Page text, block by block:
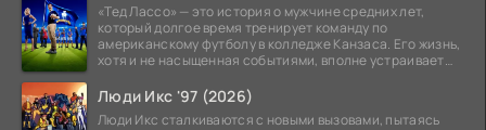
«Тед Лассо» — это история о мужчине средних лет,
который долгое время тренирует команду по
американскому футболу в колледже Канзаса. Его жизнь,
хотя и не насыщенная событиями, вполне устраивает
Люди Икс '97 (2026)
Люди Икс сталкиваются с новыми вызовами, пытаясь